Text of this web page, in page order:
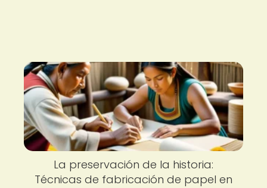
La preservación de la historia:
Técnicas de fabricación de papel en